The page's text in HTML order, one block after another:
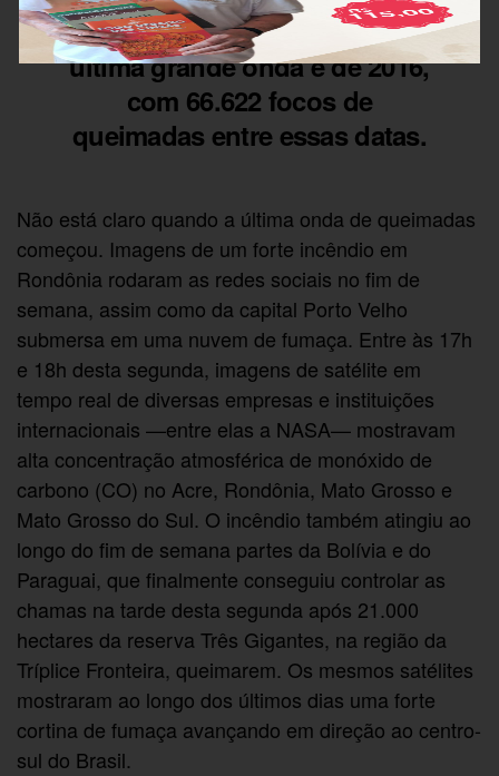
39.194 focos de incêndio. A
última grande onda é de 2016,
com 66.622 focos de
queimadas entre essas datas.
Não está claro quando a última onda de queimadas
começou. Imagens de um forte incêndio em
Rondônia rodaram as redes sociais no fim de
semana, assim como da capital Porto Velho
submersa em uma nuvem de fumaça. Entre às 17h
e 18h desta segunda, imagens de satélite em
tempo real de diversas empresas e instituições
internacionais —entre elas a NASA— mostravam
alta concentração atmosférica de monóxido de
carbono (CO) no Acre, Rondônia, Mato Grosso e
Mato Grosso do Sul. O incêndio também atingiu ao
longo do fim de semana partes da Bolívia e do
Paraguai, que finalmente conseguiu controlar as
chamas na tarde desta segunda após 21.000
hectares da reserva Três Gigantes, na região da
Tríplice Fronteira, queimarem. Os mesmos satélites
mostraram ao longo dos últimos dias uma forte
cortina de fumaça avançando em direção ao centro-
sul do Brasil.